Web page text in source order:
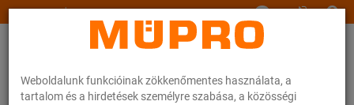
Weboldalunk funkcióinak zökkenőmentes használata, a
tartalom és a hirdetések személyre szabása, a közösségi
www.muepro.hu